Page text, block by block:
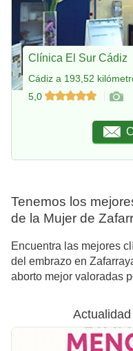
Clínica El Sur Cádiz
Cádiz a 193,52
5,0
Tenemos los
de la Mujer de
Encuentra las mejores
del embrazo en
aborto mejor valoradas